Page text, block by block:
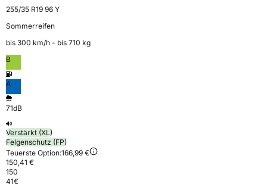
255/35 R19 96 Y
Sommerreifen
bis 300 km⁠/⁠h - bis 710 kg
B
A
71dB
Verstärkt (XL)
Felgenschutz (FP)
Teuerste Option:166,99 €
150,41 €
150
41€